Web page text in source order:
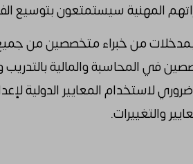
المهنية سيستمتعون بتوسيع
بمدخلات من خبراء متخصصين من
في المحاسبة والمالية بالتدريب
لاستخدام المعايير الدولية لإعداد
والتغييرات.